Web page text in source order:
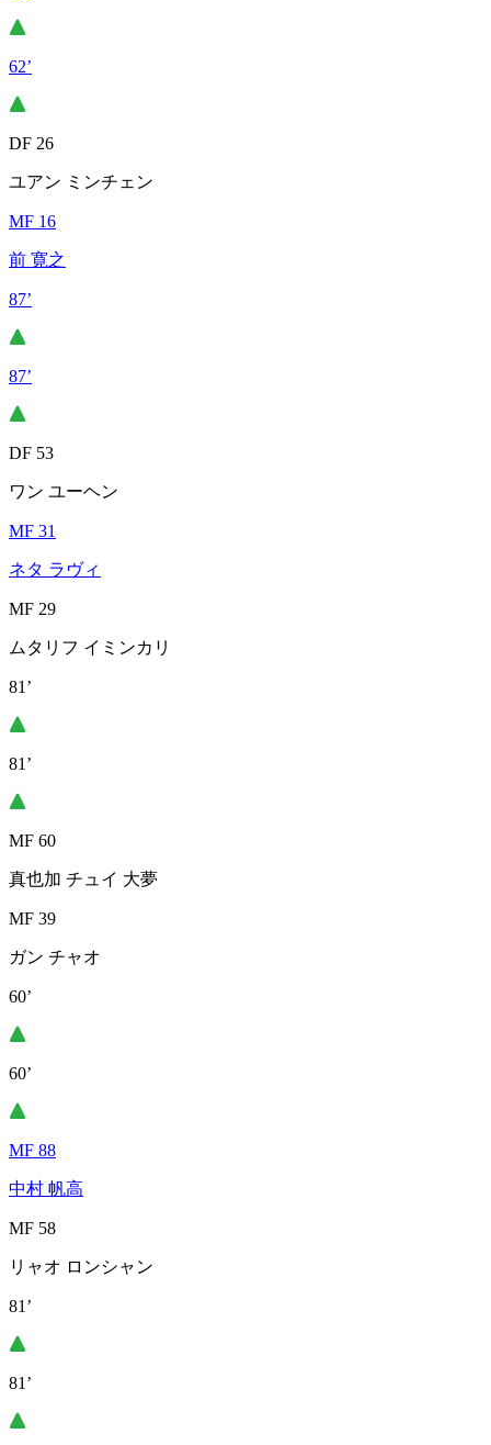
62’
DF 26
ユアン ミンチェン
MF 16
前 寛之
87’
87’
DF 53
ワン ユーヘン
MF 31
ネタ ラヴィ
MF 29
ムタリフ イミンカリ
81’
81’
MF 60
真也加 チュイ 大夢
MF 39
ガン チャオ
60’
60’
MF 88
中村 帆高
MF 58
リャオ ロンシャン
81’
81’